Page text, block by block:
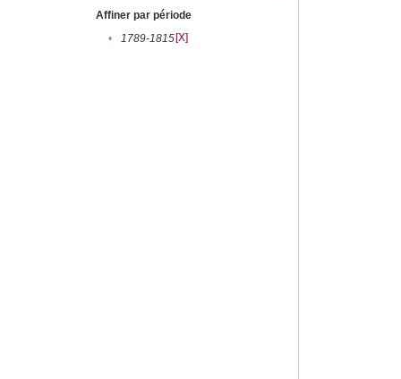
Affiner par période
•
1789-1815[X]